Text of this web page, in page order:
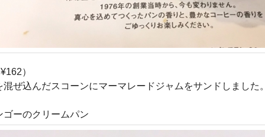
）
ぜ込んだスコーンにマーマレードジャムをサンドしました。
ゴーのクリームパン